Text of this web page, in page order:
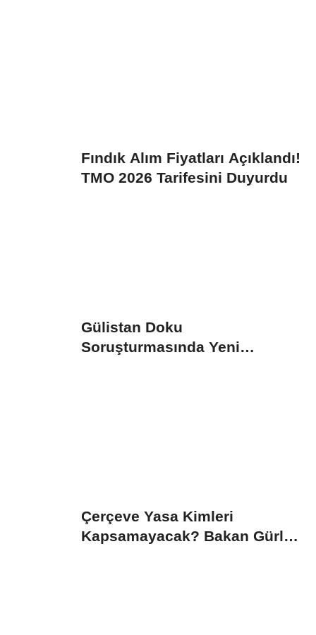
Fındık Alım Fiyatları Açıklandı!
TMO 2026 Tarifesini Duyurdu
Gülistan Doku
Soruşturmasında Yeni
Çerçeve Yasa Kimleri
Kapsamayacak? Bakan Gürlek